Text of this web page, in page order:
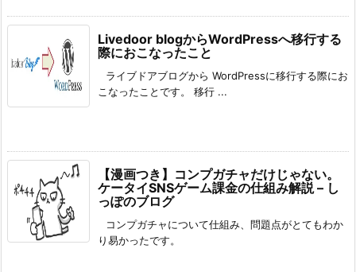
Livedoor blogからWordPressへ移行する
際におこなったこと
ライブドアブログから WordPressに移行する際にお
こなったことです。 移行 ...
【漫画つき】コンプガチャだけじゃない。
ケータイSNSゲーム課金の仕組み解説 – し
っぽのブログ
コンプガチャについて仕組み、問題点がとてもわか
り易かったです。